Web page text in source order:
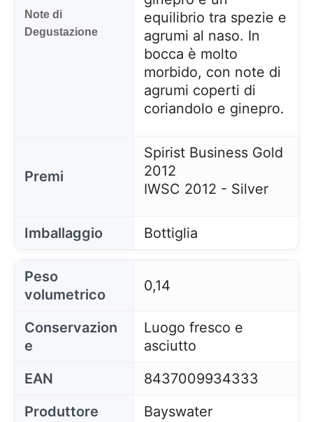
Note di
Degustazione
equilibrio tra spezie e
agrumi al naso. In
bocca è molto
morbido, con note di
agrumi coperti di
coriandolo e ginepro.
Premi
Spirist Business Gold
2012
IWSC 2012 - Silver
Imballaggio Bottiglia
Peso
volumetrico
0,14
Conservazion
e
Luogo fresco e
asciutto
EAN
8437009934333
Produttore
Bayswater